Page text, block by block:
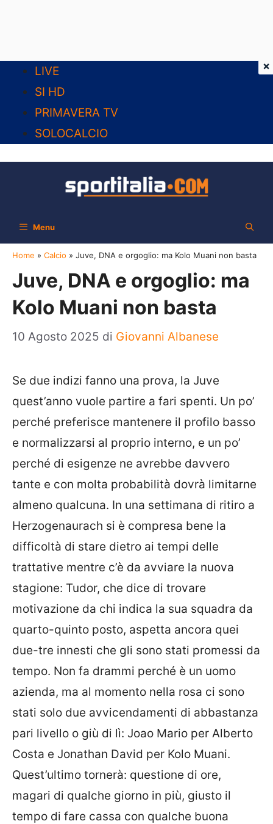
contenuto
LIVE
SI HD
PRIMAVERA TV
SOLOCALCIO
Menu
Home » Calcio » Juve, DNA e orgoglio: ma Kolo Muani non basta
Juve, DNA e orgoglio: ma
Kolo Muani non basta
10 Agosto 2025 di Giovanni Albanese
Se due indizi fanno una prova, la Juve
quest’anno vuole partire a fari spenti. Un po’
perché preferisce mantenere il profilo basso
e normalizzarsi al proprio interno, e un po’
perché di esigenze ne avrebbe davvero
tante e con molta probabilità dovrà limitarne
almeno qualcuna. In una settimana di ritiro a
Herzogenaurach si è compresa bene la
difficoltà di stare dietro ai tempi delle
trattative mentre c’è da avviare la nuova
stagione: Tudor, che dice di trovare
motivazione da chi indica la sua squadra da
quarto-quinto posto, aspetta ancora quei
due-tre innesti che gli sono stati promessi da
tempo. Non fa drammi perché è un uomo
azienda, ma al momento nella rosa ci sono
stati solo due avvicendamenti di abbastanza
pari livello o giù di lì: Joao Mario per Alberto
Costa e Jonathan David per Kolo Muani.
Quest’ultimo tornerà: questione di ore,
magari di qualche giorno in più, giusto il
tempo di fare cassa con qualche buona
×